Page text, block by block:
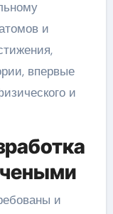
и
впервые
и
и